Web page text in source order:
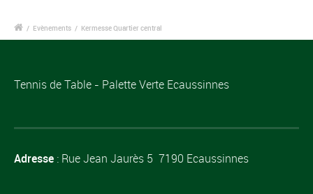
/ Evènements / Kermesse Quartier central
Tennis de Table - Palette Verte Ecaussinnes
Adresse : Rue Jean Jaurès 5 7190 Ecaussinnes